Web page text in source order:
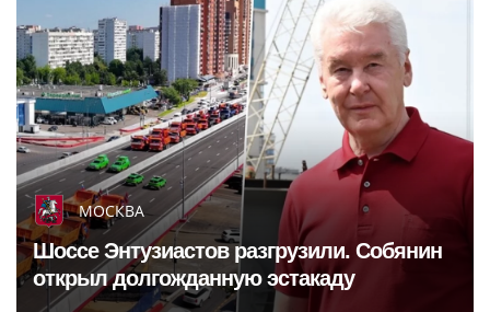
МОСКВА
Шоссе Энтузиастов разгрузили. Собянин
открыл долгожданную эстакаду